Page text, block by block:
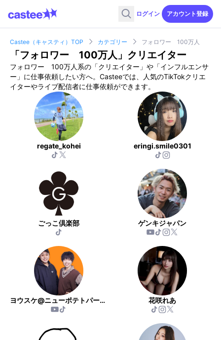
ログイン アカウント登録
Castee（キャスティ）TOP カテゴリー フォロワー 100万人
「フォロワー 100万人 」クリエイター
フォロワー 100万人 系の「クリエイター」や「インフルエンサ
ー」に仕事依頼したい方へ。Casteeでは、人気のTikTokクリエ
イターやライブ配信者に仕事依頼ができます。
regate_kohei eringi.smile0301
ごっこ倶楽部 ゲンキジャパン
ヨウスケ@ニューポテトパーティー 花咲れあ